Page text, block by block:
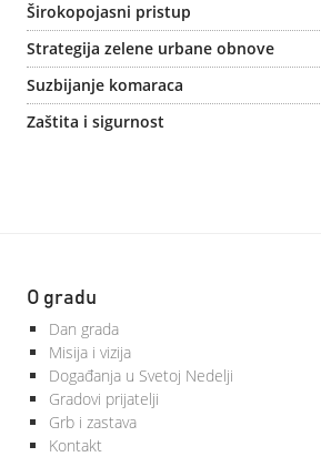
Širokopojasni pristup
Strategija zelene urbane obnove
Suzbijanje komaraca
Zaštita i sigurnost
O gradu
Dan grada
Misija i vizija
Događanja u Svetoj Nedelji
Gradovi prijatelji
Grb i zastava
Kontakt